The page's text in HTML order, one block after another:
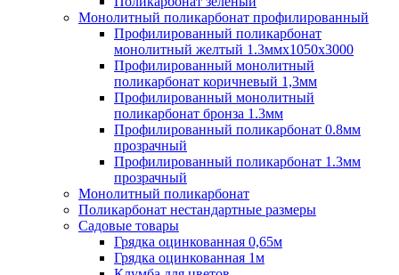
Монолитный поликарбонат профилированный
Профилированный поликарбонат
монолитный желтый 1.3ммх1050х3000
Профилированный монолитный
поликарбонат коричневый 1,3мм
Профилированный монолитный
поликарбонат бронза 1.3мм
Профилированный поликарбонат 0.8мм
прозрачный
Профилированный поликарбонат 1.3мм
прозрачный
Монолитный поликарбонат
Поликарбонат нестандартные размеры
Садовые товары
Грядка оцинкованная 0,65м
Грядка оцинкованная 1м